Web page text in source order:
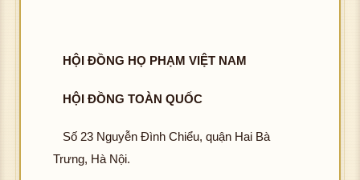
HỘI ĐỒNG HỌ PHẠM VIỆT NAM
HỘI ĐỒNG TOÀN QUỐC
Số 23 Nguyễn Đình Chiểu, quận Hai Bà
Trưng, Hà Nội.